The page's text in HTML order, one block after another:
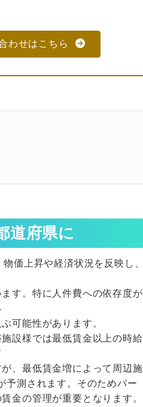
わせはこちら
店長に聞きました
道府県に
価上昇や経済状況を反映し、
す。特に人件費への依存度が
可能性があります。
設様では最低賃金以上の時給
、最低賃金増によって周辺施
予測されます。そのためパー
金の管理が重要となります。